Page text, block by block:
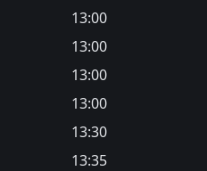
13:00
13:00
13:00
13:00
13:30
13:35